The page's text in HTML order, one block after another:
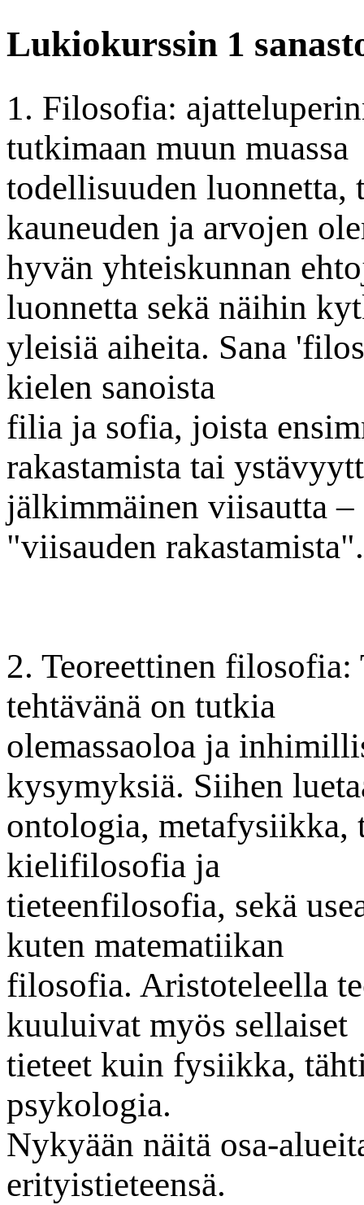
Lukiokurssin 1
1. Filosofia:
tutkimaan muun muassa
todellisuuden luonnetta,
kauneuden ja arvojen
hyvän yhteiskunnan
luonnetta sekä näihin
yleisiä aiheita. Sana
kielen sanoista
filia ja sofia, joista
rakastamista tai
jälkimmäinen viisautta
"viisauden rakastamista".
2. Teoreettinen
tehtävänä on tutkia
olemassaoloa ja
kysymyksiä. Siihen
ontologia,
kielifilosofia ja
tieteenfilosofia, sekä
kuten matematiikan
filosofia. Aristoteleella
kuuluivat myös sellaiset
tieteet kuin fysiikka,
psykologia.
Nykyään näitä osa-
erityistieteensä.